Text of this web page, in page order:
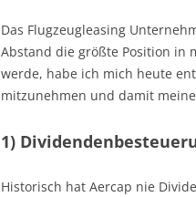
Das Flugzeugleasing
Abstand die größte Position in
werde, habe ich mich heute
mitzunehmen und damit
1)
Historisch hat Aercap nie